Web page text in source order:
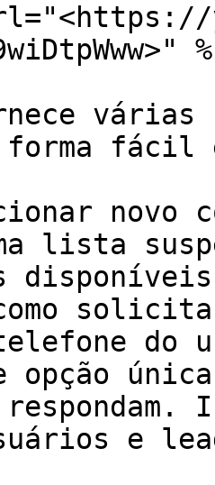
fácil
novo
lista
do
opção
e